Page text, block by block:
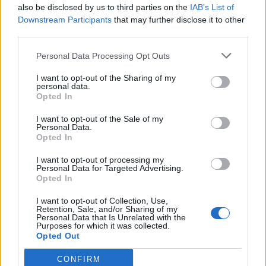
also be disclosed by us to third parties on the IAB’s List of
Downstream Participants that may further disclose it to other
Personal Data Processing Opt Outs
I want to opt-out of the Sharing of my
personal data.
Opted In
I want to opt-out of the Sale of my
Personal Data.
Opted In
I want to opt-out of processing my
Personal Data for Targeted Advertising.
Opted In
I want to opt-out of Collection, Use,
Retention, Sale, and/or Sharing of my
Personal Data that Is Unrelated with the
Purposes for which it was collected.
Opted Out
CONFIRM